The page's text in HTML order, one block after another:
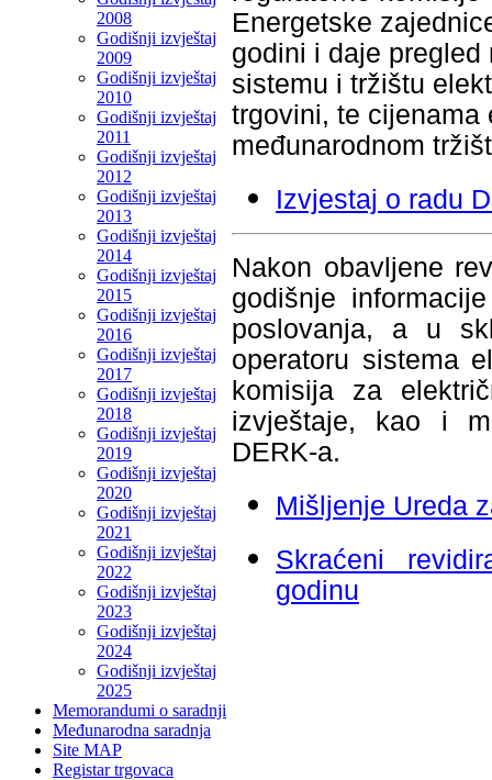
2008
Godišnji izvještaj
2009
Godišnji izvještaj
2010
Godišnji izvještaj
2011
Godišnji izvještaj
2012
Godišnji izvještaj
2013
Godišnji izvještaj
2014
Godišnji izvještaj
2015
Godišnji izvještaj
2016
Godišnji izvještaj
2017
Godišnji izvještaj
2018
Godišnji izvještaj
2019
Godišnji izvještaj
2020
Godišnji izvještaj
2021
Godišnji izvještaj
2022
Godišnji izvještaj
2023
Godišnji izvještaj
2024
Godišnji izvještaj
2025
Memorandumi o saradnji
Međunarodna saradnja
Site MAP
Registar trgovaca
Energetske
godini i daje
sistemu i tržištu
trgovini, te
međunarodnom
Izvjestaj o radu
Nakon obavljene
godišnje
poslovanja, a u
operatoru sistema
komisija za
izvještaje, kao i
DERK-a.
Mišljenje Ureda
Skraćeni
godinu